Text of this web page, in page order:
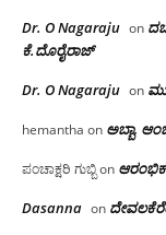
Dr. O Nagaraju on
ಕೆ.ದೊರೈರಾಜ್
Dr. O Nagaraju on
hemantha on ಅಬ್ಬಾ,
ಪಂಚಾಕ್ಷರಿ ಗುಬ್ಬಿon
Dasanna on